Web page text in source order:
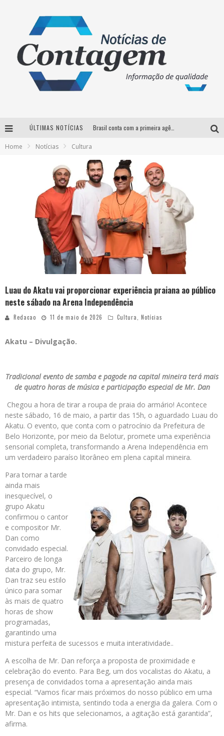
ÚLTIMAS NOTÍCIAS
Home Notícias Cultura
Luau do Akatu vai proporcionar experiência praiana ao público
neste sábado na Arena Independência
Redacao 11 de maio de 2026 Cultura, Notícias
Akatu – Divulgação.
Tradicional evento de samba e pagode na capital mineira terá mais
de quatro horas de música e participação especial de Mr. Dan
Chegou a hora de tirar a roupa de praia do armário! Acontece
neste sábado, 16 de maio, a partir das 15h, o aguardado Luau do
Akatu. O evento, que conta com o patrocínio da Prefeitura de
Belo Horizonte, por meio da Belotur, promete uma experiência
sensorial completa, transformando a Arena Independência em
um verdadeiro paraíso litorâneo em plena capital mineira.
Para tornar a tarde
ainda mais
inesquecível, o
grupo Akatu
confirmou o cantor
e compositor Mr.
Dan como
convidado especial.
Parceiro de longa
data do grupo, Mr.
Dan traz seu estilo
único para somar
às mais de quatro
horas de show
programadas,
garantindo uma
mistura perfeita de sucessos e muita interatividade..
A escolha de Mr. Dan reforça a proposta de proximidade e
celebração do evento. Para Beg, um dos vocalistas do Akatu, a
presença de convidados torna a apresentação ainda mais
especial. “Vamos ficar mais próximos do nosso público em uma
apresentação intimista, sentindo toda a energia da galera. Com o
Mr. Dan e os hits que selecionamos, a agitação está garantida”,
afirma.